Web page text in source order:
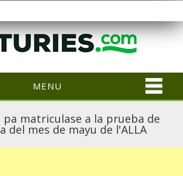
MENU
matriculase a la prueba de
del mes de mayu de l'ALLA